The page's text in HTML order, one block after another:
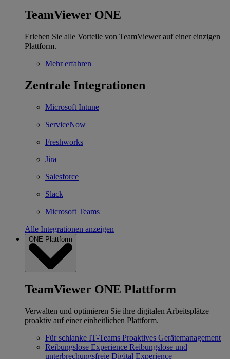
TeamViewer ONE
Erleben Sie alle Vorteile von TeamViewer auf einer einzigen
Plattform.
Mehr erfahren
Zentrale Integrationen
Microsoft Intune
ServiceNow
Freshworks
Jira
Salesforce
Slack
Microsoft Teams
Alle Integrationen anzeigen
ONE Plattform
TeamViewer ONE Plattform
Verwalten und optimieren Sie ihre digitalen Arbeitsplätze
proaktiv auf einer einheitlichen Plattform.
Für schlanke IT‐Teams Proaktives Gerätemanagement
Reibungslose Experience Reibungslose und
unterbrechungsfreie Digital Experience